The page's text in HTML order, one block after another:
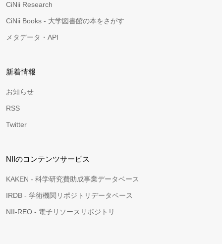
CiNii Research
CiNii Books - 大学図書館の本をさがす
メタデータ・API
新着情報
お知らせ
RSS
Twitter
NIIのコンテンツサービス
KAKEN - 科学研究費助成事業データベース
IRDB - 学術機関リポジトリデータベース
NII-REO - 電子リソースリポジトリ